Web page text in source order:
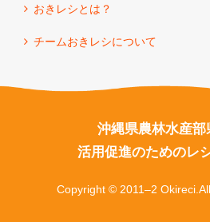
おきレシとは？
チームおきレシについて
沖縄県農林水産部
活用促進のためのレ
Copyright © 2011–2